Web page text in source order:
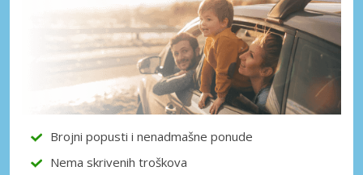
Pristupite ekskluzivnim ponudama naših
dobavljača
Prijava putem eLinka
Brojni popusti i nenadmašne ponude
Nema skrivenih troškova